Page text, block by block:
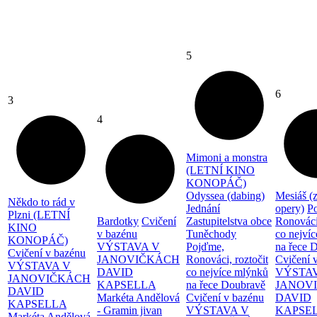
3
Někdo to rád v
Plzni (LETNÍ
KINO
KONOPÁČ)
Cvičení v bazénu
VÝSTAVA V
JANOVIČKÁCH
DAVID
KAPSELLA
4
Bardotky Cvičení
v bazénu
VÝSTAVA V
JANOVIČKÁCH
DAVID
KAPSELLA
Markéta Andělová
- Gramin jivan
5
Mimoni a monstra
(LETNÍ KINO
KONOPÁČ)
Odyssea (dabing)
Jednání
Zastupitelstva obce
Tuněchody
Pojďme,
Ronováci, roztočit
co nejvíce mlýnků
na řece Doubravě
Cvičení v bazénu
VÝSTAVA V
6
Mesiáš
opery)
co
na řece
Cvičení
DAVID